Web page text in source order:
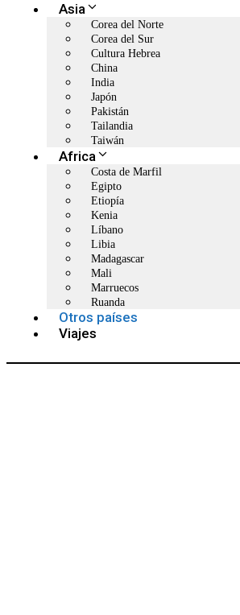
Asia
Corea del Norte
Corea del Sur
Cultura Hebrea
China
India
Japón
Pakistán
Tailandia
Taiwán
Africa
Costa de Marfil
Egipto
Etiopía
Kenia
Líbano
Libia
Madagascar
Mali
Marruecos
Ruanda
Otros países
Viajes